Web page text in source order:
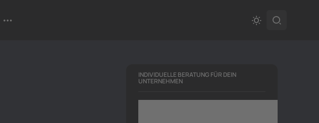
INDIVIDUELLE BERATUNG FÜR DEIN
UNTERNEHMEN